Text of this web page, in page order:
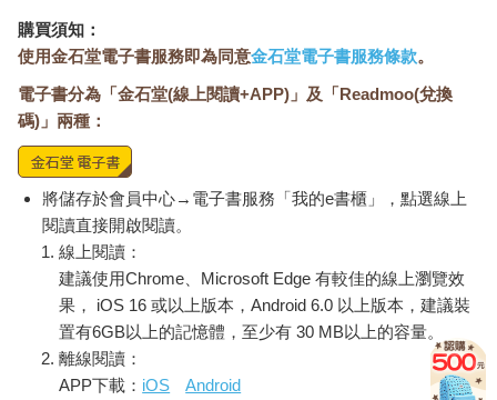
購買須知：
使用金石堂電子書服務即為同意金石堂電子書服務條款。
電子書分為「金石堂(線上閱讀+APP)」及「Readmoo(兌換
碼)」兩種：
將儲存於會員中心→電子書服務「我的e書櫃」，點選線上
閱讀直接開啟閱讀。
線上閱讀：
建議使用Chrome、Microsoft Edge 有較佳的線上瀏覽效
果， iOS 16 或以上版本，Android 6.0 以上版本，建議裝
置有6GB以上的記憶體，至少有 30 MB以上的容量。
離線閱讀：
APP下載： iOS
Android